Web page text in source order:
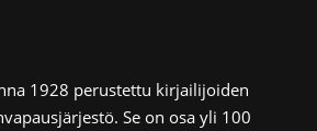
1928 perustettu kirjailijoiden
Se on osa yli 100